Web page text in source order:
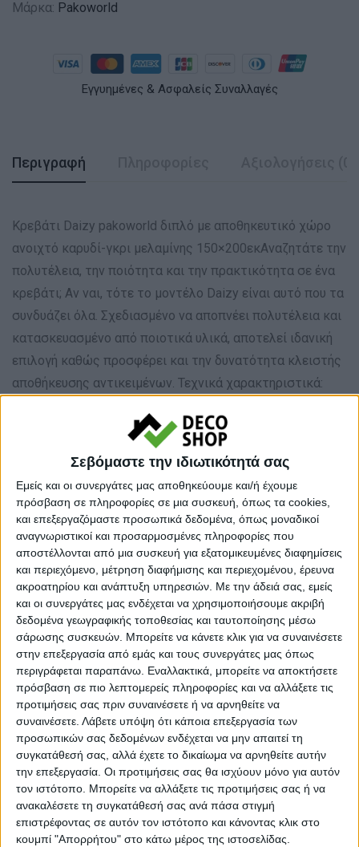
Σεβόμαστε την ιδιωτικότητά σας
Εμείς και οι συνεργάτες μας αποθηκεύουμε και/ή έχουμε
πρόσβαση σε πληροφορίες σε μια συσκευή, όπως τα cookies,
και επεξεργαζόμαστε προσωπικά δεδομένα, όπως μοναδικοί
αναγνωριστικοί και προσαρμοσμένες πληροφορίες που
αποστέλλονται από μια συσκευή για εξατομικευμένες διαφημίσεις
και περιεχόμενο, μέτρηση διαφήμισης και περιεχομένου, έρευνα
ακροατηρίου και ανάπτυξη υπηρεσιών. Με την άδειά σας, εμείς
και οι συνεργάτες μας ενδέχεται να χρησιμοποιήσουμε ακριβή
δεδομένα γεωγραφικής τοποθεσίας και ταυτοποίησης μέσω
σάρωσης συσκευών. Μπορείτε να κάνετε κλικ για να συναινέσετε
στην επεξεργασία από εμάς και τους συνεργάτες μας όπως
περιγράφεται παραπάνω. Εναλλακτικά, μπορείτε να αποκτήσετε
πρόσβαση σε πιο λεπτομερείς πληροφορίες και να αλλάξετε τις
προτιμήσεις σας πριν συναινέσετε ή να αρνηθείτε να
συναινέσετε. Λάβετε υπόψη ότι κάποια επεξεργασία των
προσωπικών σας δεδομένων ενδέχεται να μην απαιτεί τη
συγκατάθεσή σας, αλλά έχετε το δικαίωμα να αρνηθείτε αυτήν
την επεξεργασία. Οι προτιμήσεις σας θα ισχύουν μόνο για αυτόν
τον ιστότοπο. Μπορείτε να αλλάξετε τις προτιμήσεις σας ή να
ανακαλέσετε τη συγκατάθεσή σας ανά πάσα στιγμή
επιστρέφοντας σε αυτόν τον ιστότοπο και κάνοντας κλικ στο
κουμπί "Απορρήτου" στο κάτω μέρος της ιστοσελίδας.
Μάρκα: Pakoworld
Εγγυημένες & Ασφαλείς Συναλλαγές
Περιγραφή
Κρεβάτι Daizy pakoworld διπλό με αποθηκευτικό χώρο
ανοιχτό καρυδί-γκρι μελαμίνης 150×200εκΑναζητάτε την
πολυτέλεια, την ποιότητα και την πρακτικότητα σε ένα
κρεβάτι; Αν ναι, τότε το μοντέλο Daizy είναι αυτό που τα
συνδυάζει όλα. Σχεδιασμένο να αποπνέει πολυτέλεια και
κατασκευασμένο από ποιοτικά υλικά, αποτελεί ιδανική
επιλογή καθώς προσφέρει και την δυνατότητα κλειστής
αποθήκευσης αντικειμένων. Τεχνικά χαρακτηριστικά:
μελαμίνη είναι ένας τύπος πλαστικού υλικού που παρέχει
ανθεκτικότητα στη φθορά, εύκολο καθαρισμό και
ανθεκτικότητα στις γρατζουνιές. Προσφέρει μεγάλο
αποθηκευτικό χώρο για την αποθήκευση αντικειμένων
σας. Προσφέρεται σε χρώμα ανοιχτό καρυδί-γκρι.
Συνδυάζεται με στρώμα διαστάσεων 150×200 (δεν
συμπεριλαμβάνεται στο κρεβάτι και στη τιμή)Διάσταση
προϊόντος: Μήκος: 156 εκ. Πλάτος: 214 εκ. Ύψος: 98
εκ.Πληροφορίες υλικών: Μοριοσανίδα (Chipboard): Η
μοριοσανίδα, γνωστή ως chipboard, είναι ένα σύνθετο
ξύλινο υλικό που κατασκευάζεται από μικρά κομματάκια
ξύλου, συνήθως πεύκου ή ελάτης, κολλημένα μαζί υπό
υψηλή πίεση και θερμοκρασία με τη χρήση ρητινών.
Χρησιμοποιείται ευρέως στην κατασκευή επίπλων,
εσωτερικών επιφανειών και δομικών εφαρμογών.
Κατασκευάζεται από ανακυκλωμένα υλικά και είναι
ανθεκτική σε καμπύλες, τριβές και άλλες φυσικές
καταπονήσεις. Μελαμίνη (LPB): Η μελαμίνη LPB (Low
Pressure Melamine) είναι ένα συνθετικό υλικό που